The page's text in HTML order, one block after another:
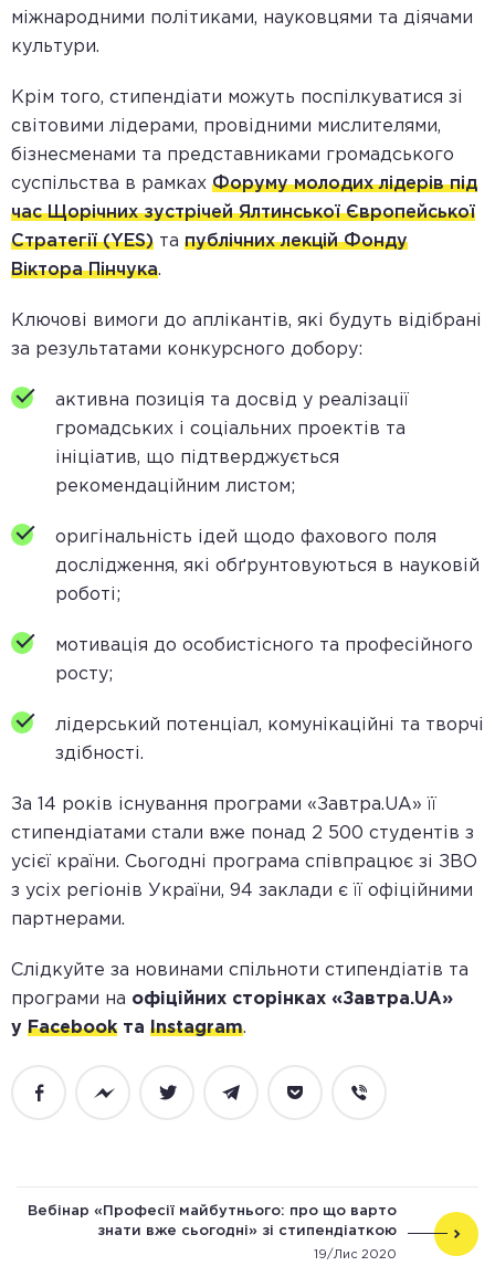
міжнародними політиками, науковцями та діячами
культури.
Крім того, стипендіати можуть поспілкуватися зі
світовими лідерами, провідними мислителями,
бізнесменами та представниками громадського
суспільства в рамках Форуму молодих лідерів під
час Щорічних зустрічей Ялтинської Європейської
Стратегії (YES) та публічних лекцій Фонду
Віктора Пінчука.
Ключові вимоги до аплікантів, які будуть відібрані
за результатами конкурсного добору:
активна позиція та досвід у реалізації
громадських і соціальних проектів та
ініціатив, що підтверджується
рекомендаційним листом;
оригінальність ідей щодо фахового поля
дослідження, які обґрунтовуються в науковій
роботі;
мотивація до особистісного та професійного
росту;
лідерський потенціал, комунікаційні та творчі
здібності.
За 14 років існування програми «Завтра.UA» її
стипендіатами стали вже понад 2 500 студентів з
усієї країни. Сьогодні програма співпрацює зі ЗВО
з усіх регіонів України, 94 заклади є її офіційними
партнерами.
Слідкуйте за новинами спільноти стипендіатів та
програми на офіційних сторінках «Завтра.UA»
у Facebook та Instagram.
FacebookMessengerTwitter TelegramPocket Viber
Вебінар «Професії майбутнього: про що варто
знати вже сьогодні» зі стипендіаткою
«Завтра.UA» Галиною Палійчук
19/Лис 2020